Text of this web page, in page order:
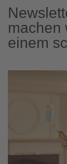
machen
einem